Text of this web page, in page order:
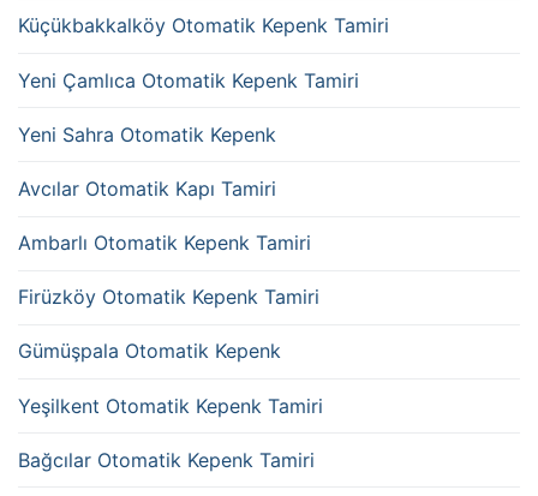
Küçükbakkalköy Otomatik Kepenk Tamiri
Yeni Çamlıca Otomatik Kepenk Tamiri
Yeni Sahra Otomatik Kepenk
Avcılar Otomatik Kapı Tamiri
Ambarlı Otomatik Kepenk Tamiri
Firüzköy Otomatik Kepenk Tamiri
Gümüşpala Otomatik Kepenk
Yeşilkent Otomatik Kepenk Tamiri
Bağcılar Otomatik Kepenk Tamiri